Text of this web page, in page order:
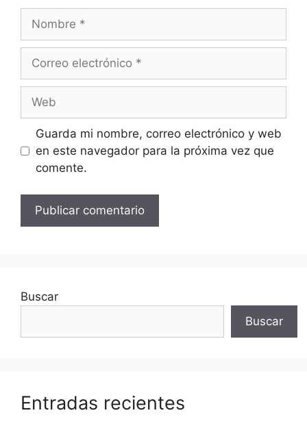
Nombre
Correo
Web
Guarda mi nombre, correo electrónico y web
en este navegador para la próxima vez que
comente.
Buscar
Buscar
Entradas recientes